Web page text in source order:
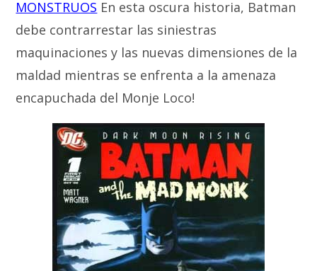
MONSTRUOS En esta oscura historia, Batman
debe contrarrestar las siniestras
maquinaciones y las nuevas dimensiones de la
maldad mientras se enfrenta a la amenaza
encapuchada del Monje Loco!